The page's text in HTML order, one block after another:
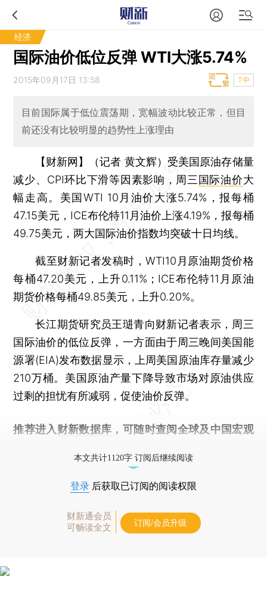
经济
国际油价低位反弹 WTI大涨5.74%
2015年09月17日 13:58 T中
目前国际属于低位震荡期，宽幅波动比较正常，但目
前还没有比较明显的趋势性上涨理由
【财新网】（记者 黄文辉） 受美国原油存储量
减少、CPI环比下滑等因素影响，周三国际油价大
幅走高。美国WTI 10月油价大涨5.74%，报每桶
47.15美元，ICE布伦特11月油价上涨4.19%，报每桶
49.75美元，两大国际油价指数均突破十日均线。
截至财新记者发稿时，WTI10月原油期货价格
每桶47.20美元，上升0.11%；ICE布伦特11月原油
期货价格每桶49.85美元，上升0.20%。
长江期货研究员王琎青向财新记者表示，周三
国际油价的低位反弹，一方面由于周三晚间美国能
源署(EIA)发布数据显示，上周美国原油库存量减少
210万桶。美国原油产量下降导致市场对原油供应
过剩的担忧有所减弱，促使油价反弹。
推荐进入 财新数据库 ，可随时查阅全球及中国宏观
本文共计1120字 订阅后继续阅读
登录 后获取已订阅的阅读权限
财新通会员
可畅读全文
订阅/会员升级